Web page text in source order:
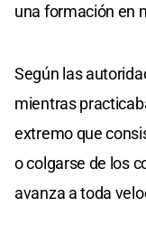
una formación en
Según las
mientras
extremo que
o colgarse de los
avanza a toda